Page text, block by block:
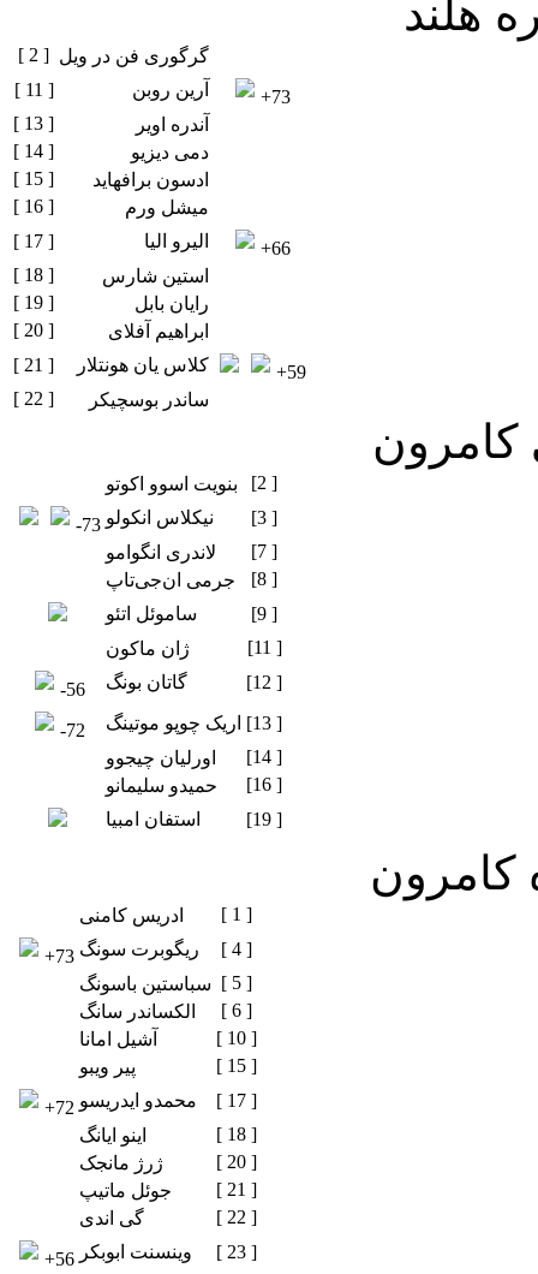
هلند
[ 2 ] گرگوری فن در ویل
[ 11 ]
آرین روبن
+73
[ 13 ]
آندره اویر
[ 14 ]
دمی دیزیو
[ 15 ]
ادسون برافهاید
[ 16 ]
میشل ورم
[ 17 ]
الیرو الیا
+66
[ 18 ]
استین شارس
[ 19 ]
رایان بابل
[ 20 ]
ابراهیم آفلای
[ 21 ]
کلاس یان هونتلار
+59
[ 22 ]
ساندر بوسچیکر
کامرون
بنویت اسوو اکوتو [2 ]
-73 نیکلاس انکولو
[3 ]
لاندری انگوامو
[7 ]
جرمی ان‌جی‌تاپ
[8 ]
ساموئل اتئو
[9 ]
ژان ماکون
[11 ]
-56 گاتان بونگ [12 ]
-72 اریک چوپو موتینگ [13 ]
اورلیان چیجوو
[14 ]
حمیدو سلیمانو
[16 ]
استفان امبیا
[19 ]
کامرون
ادریس کامنی [ 1 ]
+73 ریگوبرت سونگ
[ 4 ]
سباستین باسونگ [ 5 ]
الکساندر سانگ
[ 6 ]
آشیل امانا
[ 10 ]
پیر ویبو
[ 15 ]
+72 محمدو ایدریسو
[ 17 ]
اینو ایانگ
[ 18 ]
ژرژ مانجک
[ 20 ]
جوئل ماتیپ
[ 21 ]
گی اندی
[ 22 ]
+56 وینسنت ابوبکر [ 23 ]